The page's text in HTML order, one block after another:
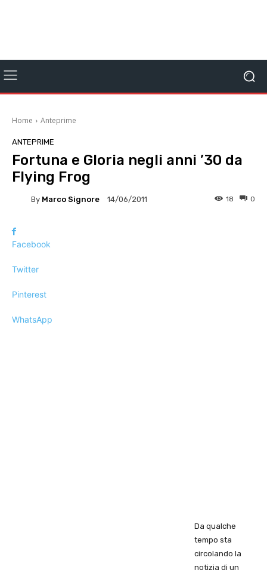
Home Anteprime
ANTEPRIME
Fortuna e Gloria negli anni ’30 da
Flying Frog
By Marco Signore 14/06/2011 0
18
Facebook
Twitter
Pinterest
WhatsApp
Da qualche
tempo sta
circolando la
notizia di un